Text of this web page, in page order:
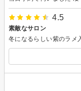
4.5
素敵なサロン